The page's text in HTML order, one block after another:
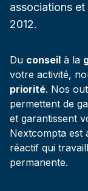
associations
2012.
Du conseil à la
votre activité,
priorité. Nos
permettent de
et garantissent
Nextcompta est
réactif qui
permanente.